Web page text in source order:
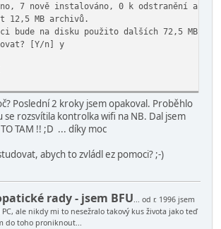
7 nově instalováno, 0 k odstranění a 0
12,5 MB archivů.
bude na disku použito dalších 72,5 MB.
[Y/n] y
Poslední 2 kroky jsem opakoval. Proběhlo
rozsvítila kontrolka wifi na NB. Dal jsem
TAM !! ;D ... díky moc
abych to zvládl ez pomoci? ;-)
rady - jsem BFU... od r. 1996 jsem
ale nikdy mi to nesežralo takový kus života jako teď
do toho proniknout...